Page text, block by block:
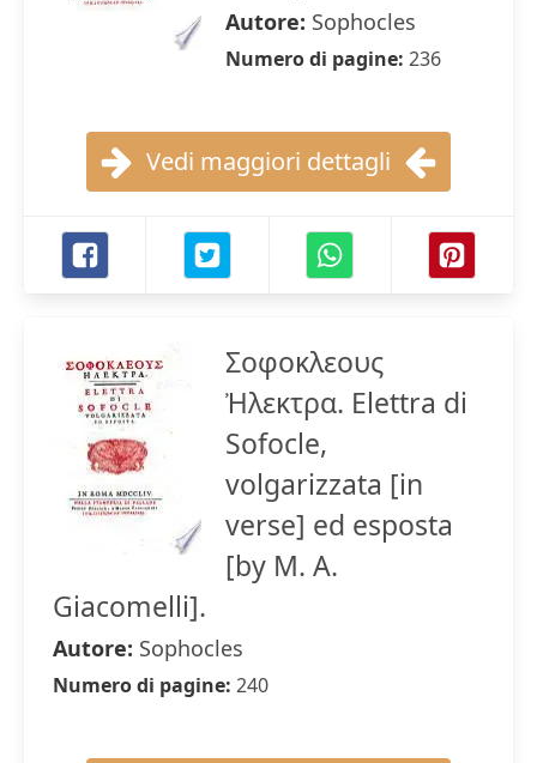
Autore: Sophocles
Numero di pagine: 236
Vedi maggiori dettagli
Σοφοκλεους
Ἠλεκτρα. Elettra di
Sofocle,
volgarizzata [in
verse] ed esposta
[by M. A.
Giacomelli].
Autore: Sophocles
Numero di pagine: 240